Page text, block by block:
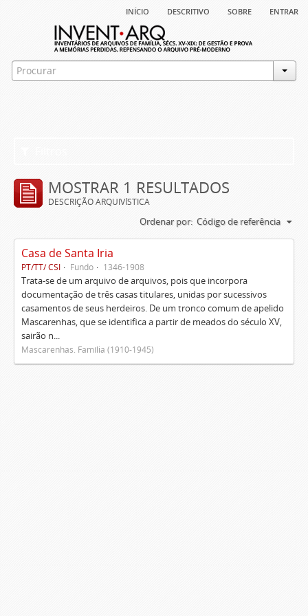
início descritivo sobre entrar
MOSTRAR 1 RESULTADOS
DESCRIÇÃO ARQUIVÍSTICA
Ordenar por: Código de referência
Casa de Santa Iria
PT/TT/ CSI Fundo 1346-1908
Trata-se de um arquivo de arquivos, pois que incorpora
documentação de três casas titulares, unidas por sucessivos
casamentos de seus herdeiros. De um tronco comum de apelido
Mascarenhas, que se identifica a partir de meados do século XV,
sairão n...
Mascarenhas. Família (1910-1945)